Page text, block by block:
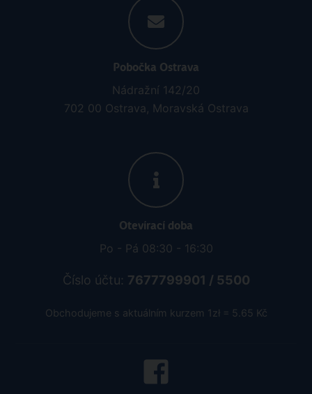
Pobočka Ostrava
Nádražní 142/20
702 00 Ostrava, Moravská Ostrava
Otevírací doba
Po - Pá 08:30 - 16:30
Číslo účtu: 7677799901 / 5500
Obchodujeme s aktuálním kurzem 1zł = 5.65 Kč